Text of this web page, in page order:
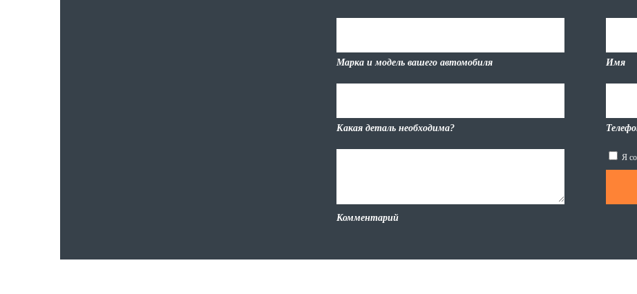
Марка и модель вашего автомобиля
Какая деталь необходима?
Комментарий
Имя
Я